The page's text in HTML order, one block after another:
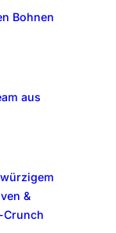
Bohnen
aus
&